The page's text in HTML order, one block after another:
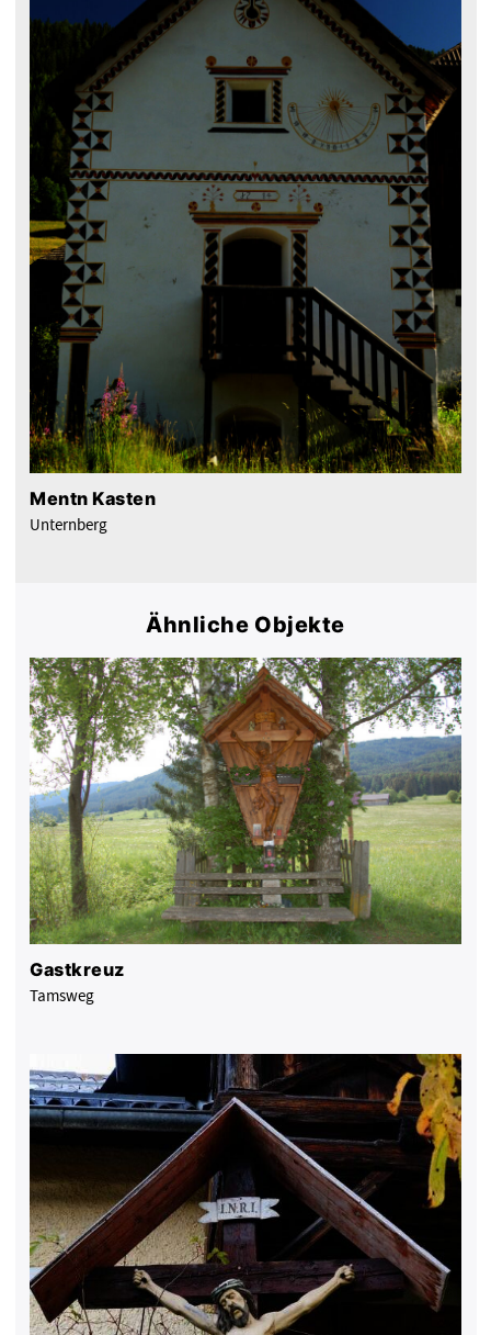
Mentn Kasten
Unternberg
Ähnliche Objekte
Gastkreuz
Tamsweg